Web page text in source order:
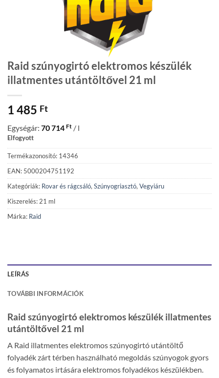
Raid szúnyogirtó elektromos készülék
illatmentes utántöltővel 21 ml
1 485 Ft
Egységár: 70 714 Ft / l
Elfogyott
Termékazonosító: 14346
EAN: 5000204751192
Kategóriák: Rovar és rágcsáló, Szúnyogriasztó, Vegyiáru
Kiszerelés: 21 ml
Márka: Raid
LEÍRÁS
TOVÁBBI INFORMÁCIÓK
Raid szúnyogirtó elektromos készülék illatmentes
utántöltővel 21 ml
A Raid illatmentes elektromos szúnyogirtó utántöltő
folyadék zárt térben használható megoldás szúnyogok gyors
és folyamatos irtására elektromos folyadékos készülékben.